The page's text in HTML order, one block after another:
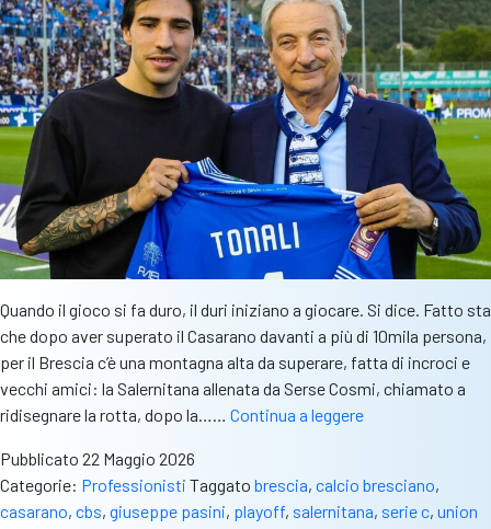
Union
Brescia.
Speriamo
nella
V
sulla
a
luglio”
Quando il gioco si fa duro, il duri iniziano a giocare. Si dice. Fatto sta
che dopo aver superato il Casarano davanti a più di 10mila persona,
per il Brescia c’è una montagna alta da superare, fatta di incroci e
vecchi amici: la Salernitana allenata da Serse Cosmi, chiamato a
ridisegnare la rotta, dopo la…… Continua a leggereSalernitana-
Presidente
Pasini
Pubblicato 22 Maggio 2026
Categorie: Professionisti Taggato brescia, calcio bresciano,
casarano, cbs, giuseppe pasini, playoff, salernitana, serie c, union